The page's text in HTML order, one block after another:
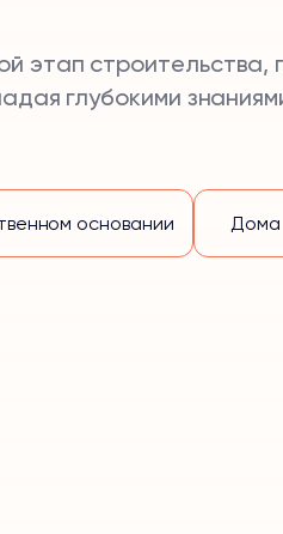
этап
глубокими
основании Дома